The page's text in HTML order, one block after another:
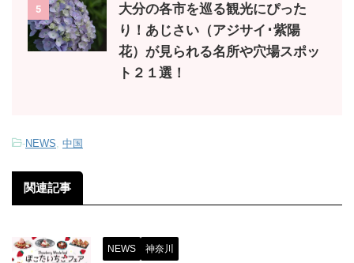
5
大分の各市を巡る観光にぴった
り！あじさい（アジサイ･紫陽
花）が見られる名所や穴場スポッ
ト２１選！
-NEWS, 中国
関連記事
NEWS 神奈川